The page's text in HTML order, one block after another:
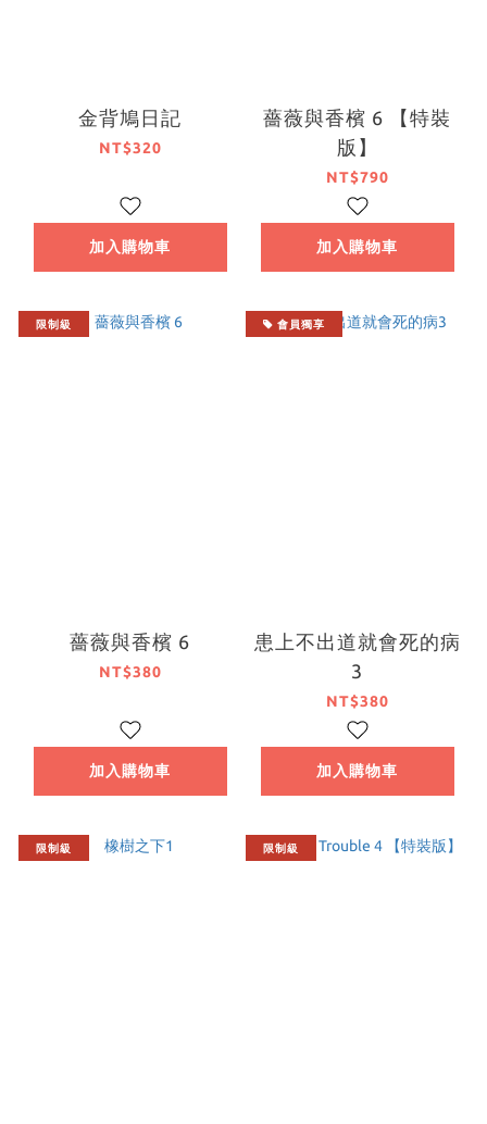
金背鳩日記
NT$320
加入購物車
薔薇與香檳 6 【特裝
版】
NT$790
加入購物車
限制級
薔薇與香檳 6
NT$380
加入購物車
會員獨享
患上不出道就會死的病
3
NT$380
加入購物車
限制級 限制級